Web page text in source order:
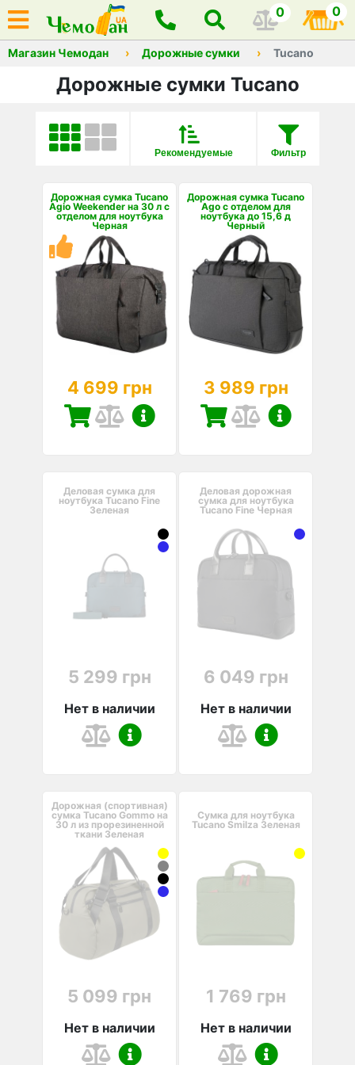
0 0
Магазин Чемодан Дорожные сумки Tucano
Дорожные сумки Tucano
Фильтр
Рекомендуемые
Дорожная сумка Tucano
Agio Weekender на 30 л с
отделом для ноутбука
Черная
4 699 грн
Дорожная сумка Tucano
Ago с отделом для
ноутбука до 15,6 д
Черный
3 989 грн
Деловая сумка для
ноутбука Tucano Fine
Зеленая
5 299 грн
Нет в наличии
Деловая дорожная
сумка для ноутбука
Tucano Fine Черная
6 049 грн
Нет в наличии
Дорожная (спортивная)
сумка Tucano Gommo на
30 л из прорезиненной
ткани Зеленая
5 099 грн
Нет в наличии
Сумка для ноутбука
Tucano Smilza Зеленая
1 769 грн
Нет в наличии